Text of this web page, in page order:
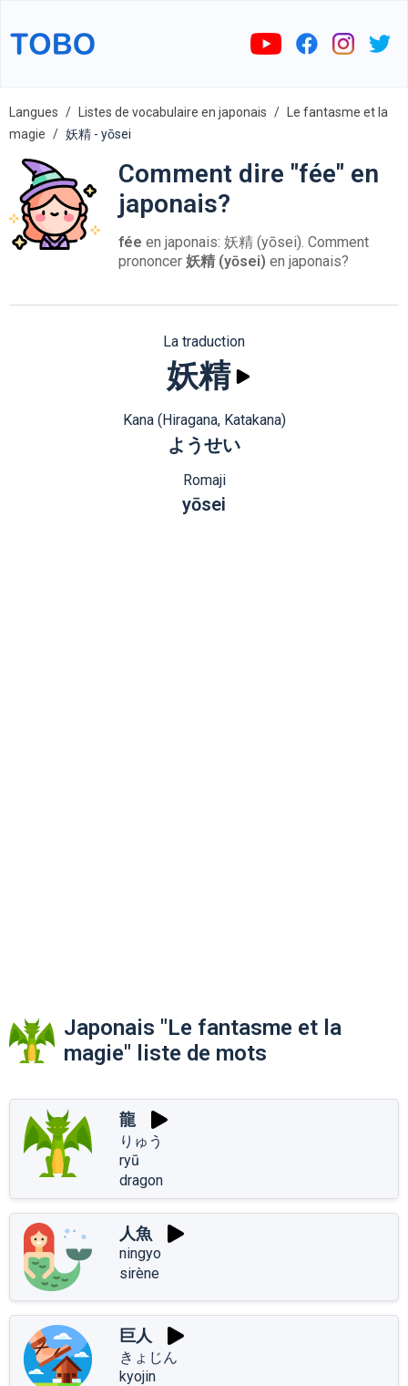
Langues Listes de vocabulaire en japonais
Le fantasme et la
magie
妖精 - yōsei
Comment dire "fée" en
japonais?
fée en japonais: 妖精 (yōsei). Comment
prononcer 妖精 (yōsei) en japonais?
La traduction
妖精
Kana (Hiragana, Katakana)
ようせい
Romaji
yōsei
Japonais "Le fantasme et la
magie" liste de mots
龍
りゅう
ryū
dragon
人魚
ningyo
sirène
巨人
きょじん
kyojin